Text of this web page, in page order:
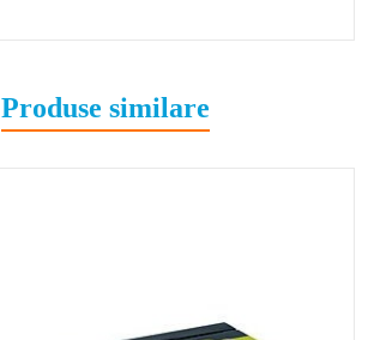
Produse similare